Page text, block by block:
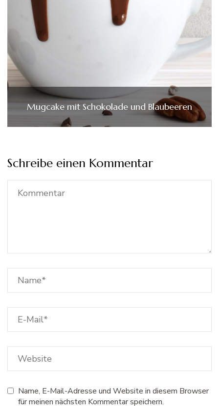
Mugcake mit Schokolade und Blaubeeren
Schreibe einen Kommentar
Name, E-Mail-Adresse und Website in diesem Browser
für meinen nächsten Kommentar speichern.